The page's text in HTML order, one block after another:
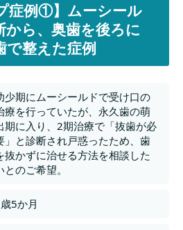
症例①】ムーシール
から、奥歯を後ろに
で整えた症例
少期にムーシールドで受け口の
療を行っていたが、永久歯の萌
期に入り、2期治療で「抜歯が必
」と診断され戸惑ったため、歯
抜かずに治せる方法を相談した
とのご希望。
5か月